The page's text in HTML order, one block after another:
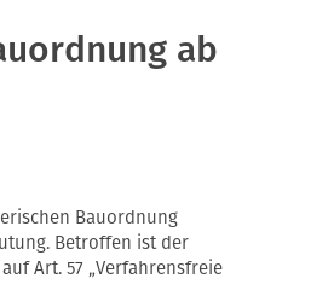
ab
Bauordnung
Betroffen ist der
Art. 57 „Verfahrensfreie